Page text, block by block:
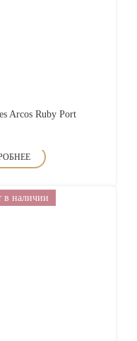
Arcos Ruby Port
в наличии